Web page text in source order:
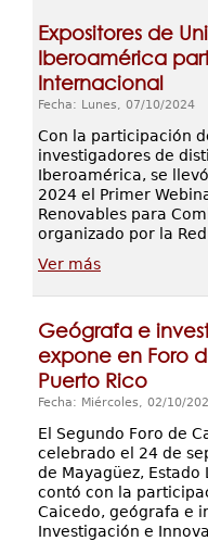
Expositores de
Iberoamérica
Internacional
Fecha: Lunes, 07/10/2024
Con la participación
investigadores de
Iberoamérica, se
2024 el Primer
Renovables para
organizado por la
Ver más
Geógrafa e
expone en Foro
Puerto Rico
Fecha: Miércoles, 02/10/
El Segundo Foro de
celebrado el 24 de
de Mayagüez, Estado
contó con la
Caicedo, geógrafa e
Investigación e